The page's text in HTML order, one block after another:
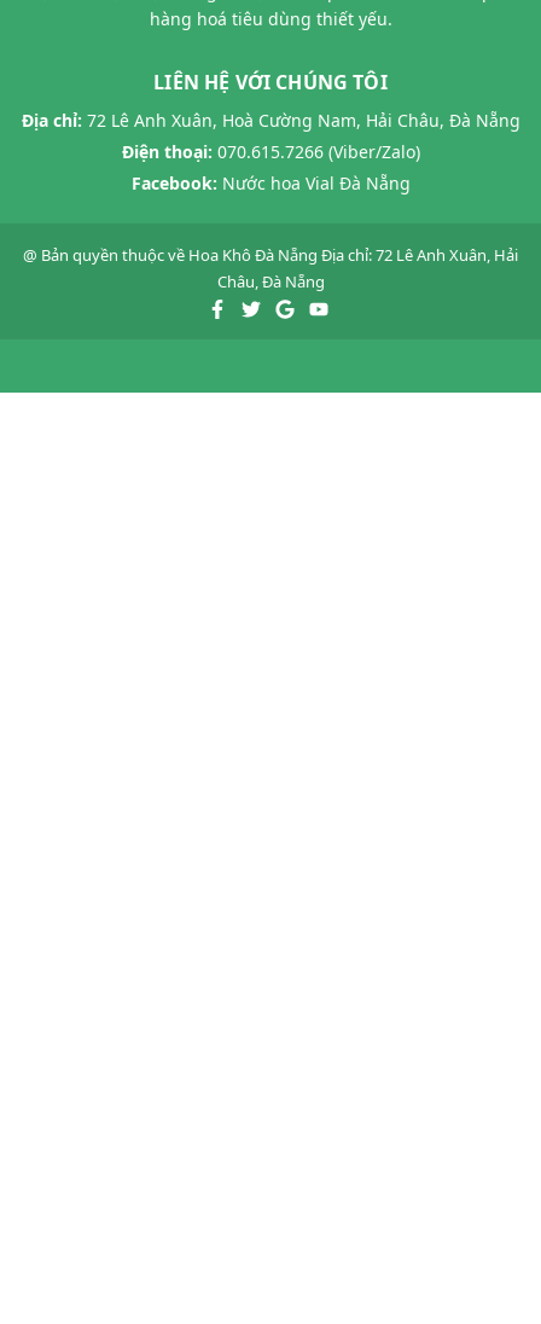
hàng hoá tiêu dùng thiết yếu.
LIÊN HỆ VỚI CHÚNG TÔI
Địa chỉ: 72 Lê Anh Xuân, Hoà Cường Nam, Hải Châu, Đà Nẵng
Điện thoại: 070.615.7266 (Viber/Zalo)
Facebook: Nước hoa Vial Đà Nẵng
@ Bản quyền thuộc về Hoa Khô Đà Nẵng Địa chỉ: 72 Lê Anh Xuân, Hải
Châu, Đà Nẵng